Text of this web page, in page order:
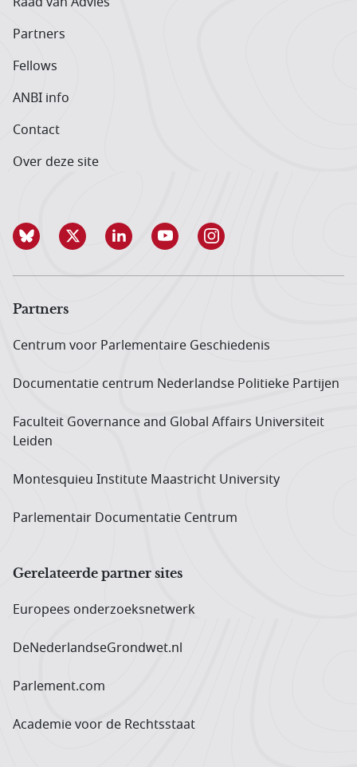
Partners
Fellows
ANBI info
Contact
Over deze site
Partners
Centrum voor Parlementaire Geschiedenis
Documentatie centrum Neder­landse Politieke Partijen
Faculteit Governance and Global Affairs Universiteit
Leiden
Montesquieu Institute Maastricht University
Parlementair Documentatie Centrum
Gerelateerde partner sites
Europees onderzoeks­netwerk
DeNederlandseGrondwet.nl
Parlement.com
Academie voor de Rechtsstaat